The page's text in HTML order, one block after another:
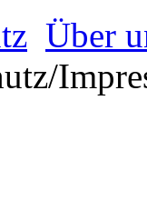
Über